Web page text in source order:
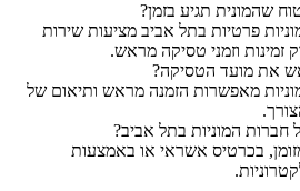
שהמונית תגיע בזמן?
פרטיות בתל אביב מציעות שירות
זמינות וזמני טסיקה מראש.
את מועד הטסיקה?
מאפשרות הזמנה מראש ותיאום של
המוניות בתל אביב?
בכרטיס אשראי או באמצעות